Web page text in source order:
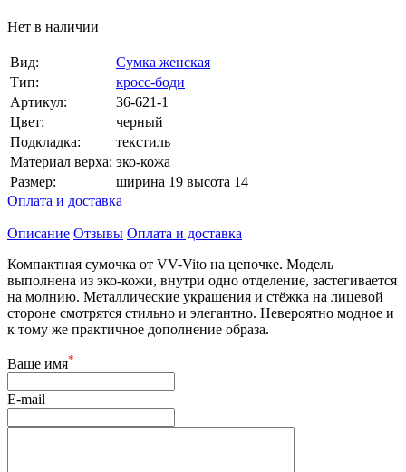
Нет в наличии
Вид:
Сумка женская
Тип:
кросс-боди
Артикул:
36-621-1
Цвет:
черный
Подкладка:
текстиль
Материал верха: эко-кожа
Размер:
ширина 19 высота 14
Оплата и доставка
Описание Отзывы Оплата и доставка
Компактная сумочка от VV-Vito на цепочке. Модель
выполнена из эко-кожи, внутри одно отделение, застегивается
на молнию. Металлические украшения и стёжка на лицевой
стороне смотрятся стильно и элегантно. Невероятно модное и
к тому же практичное дополнение образа.
Ваше имя*
E-mail